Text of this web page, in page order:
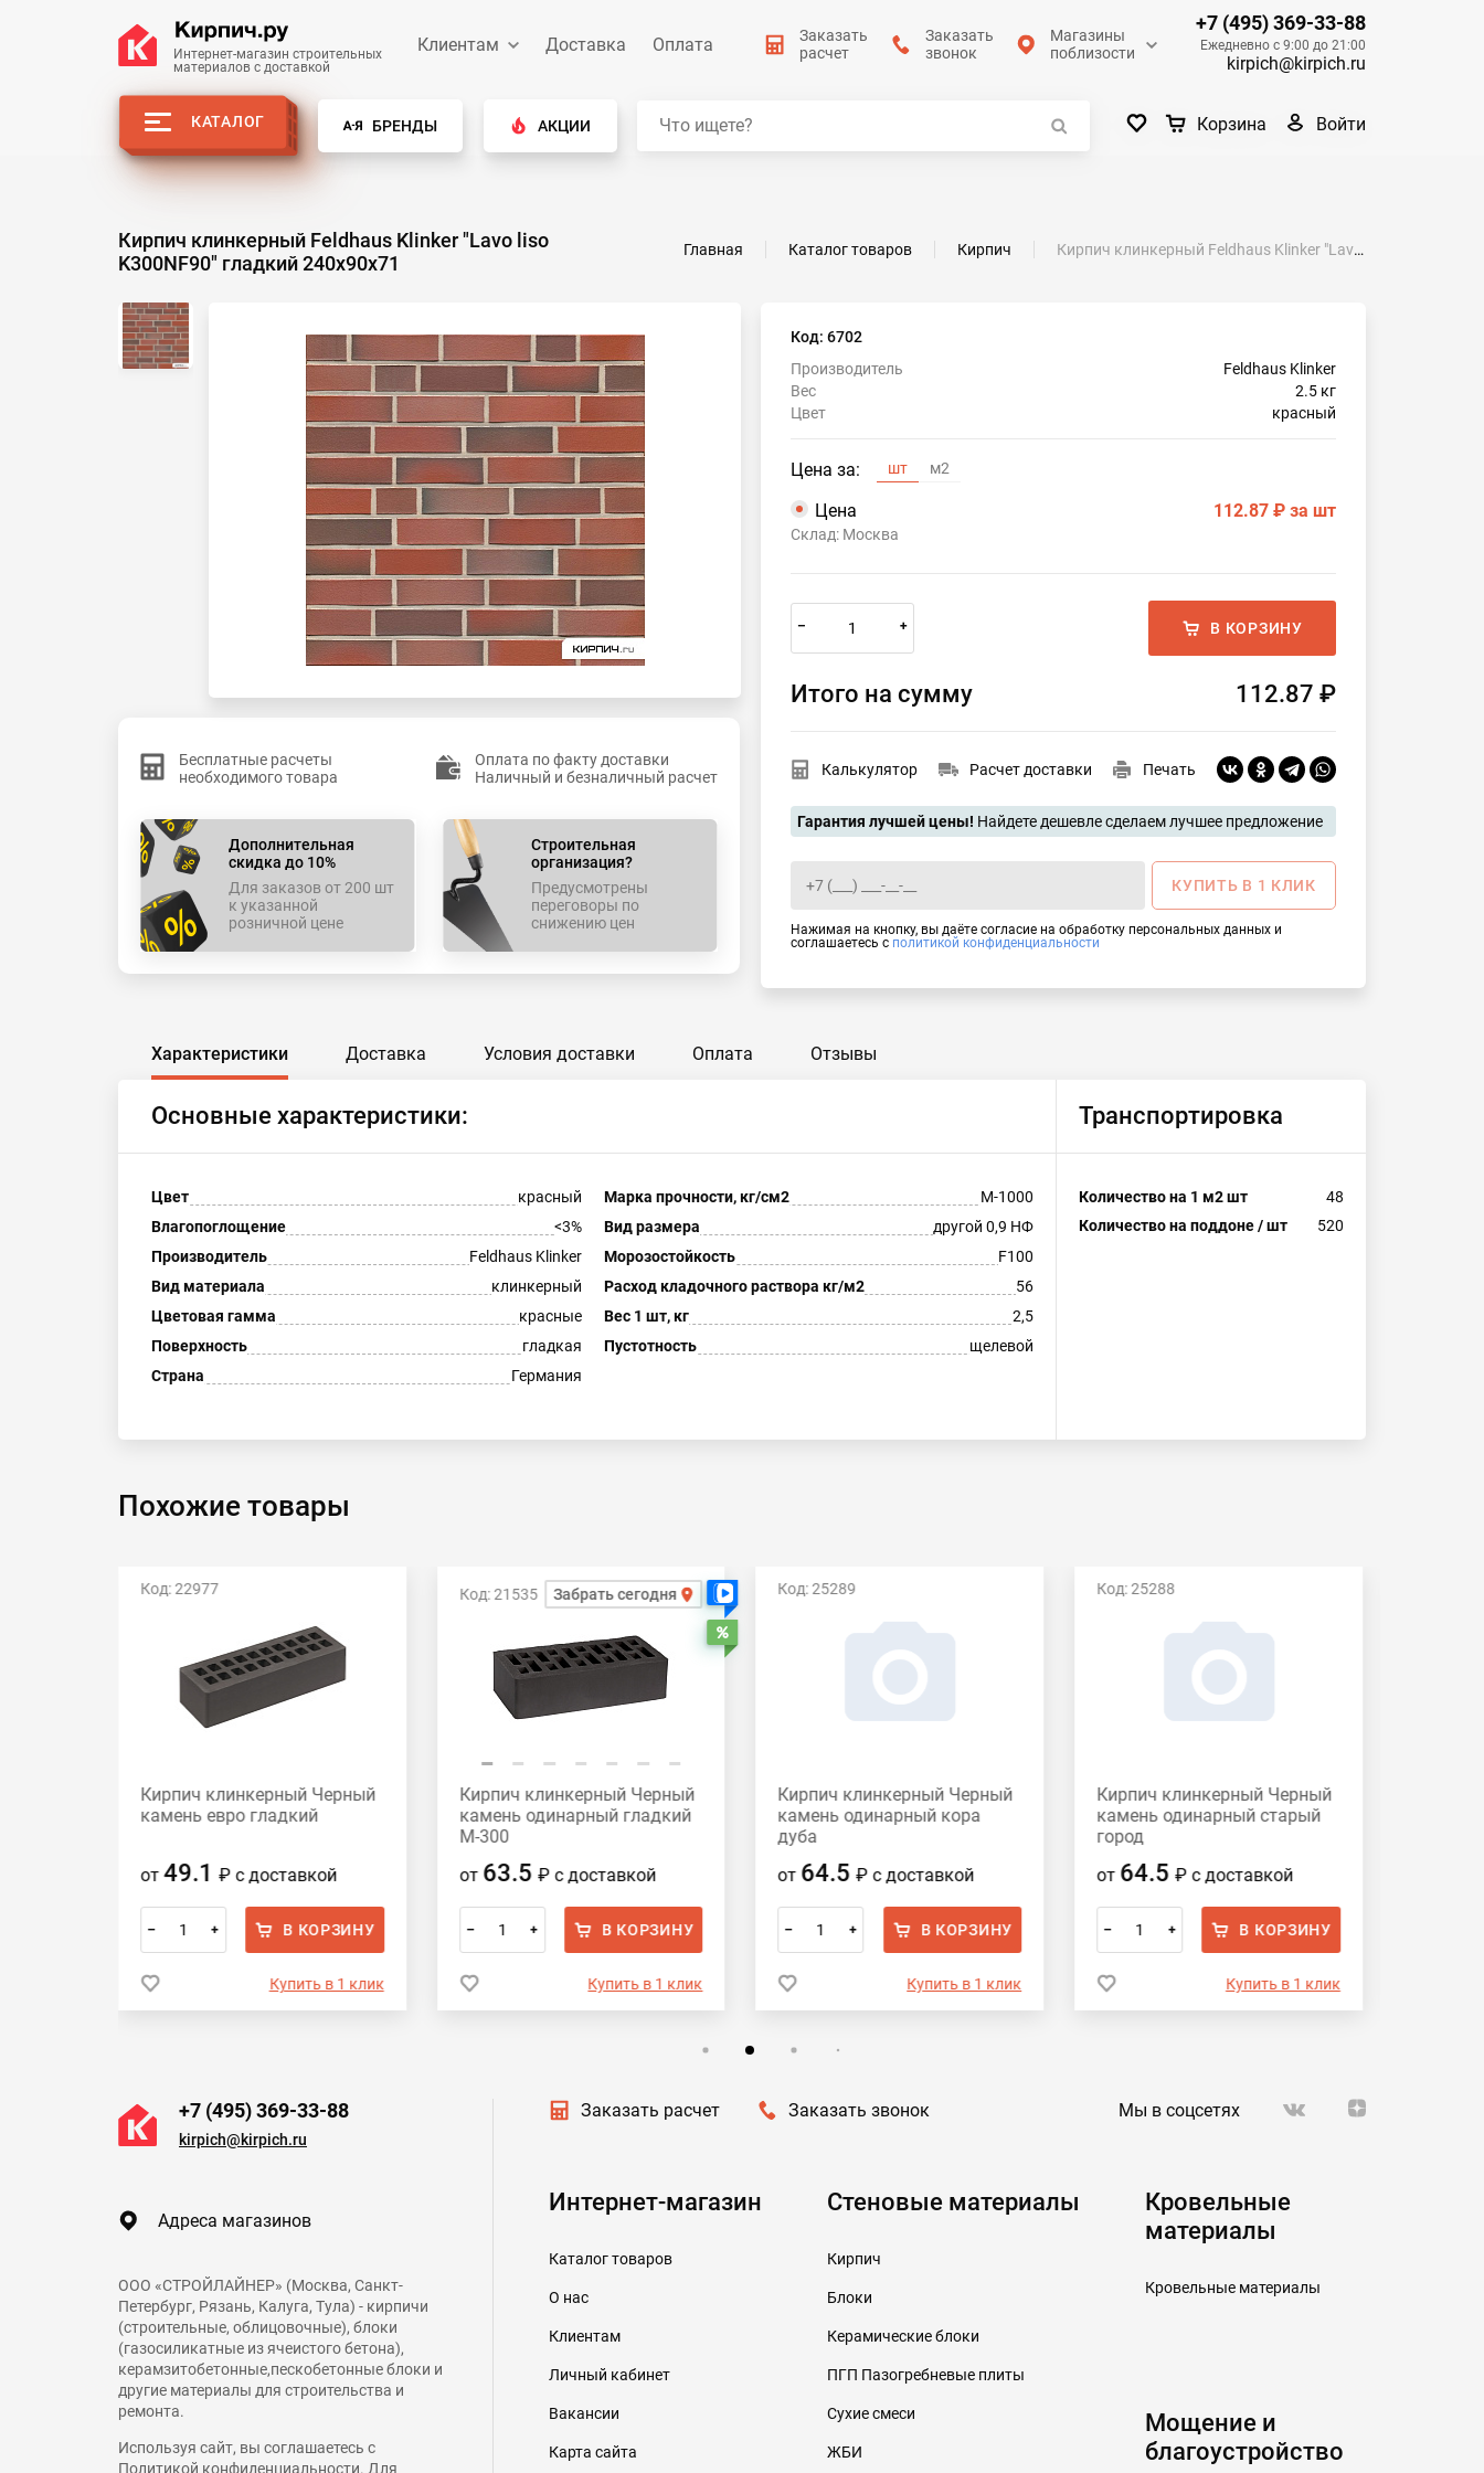
Интернет-магазин строительных
материалов с доставкой
Клиентам Доставка Оплата
Заказать
расчет
Заказать
звонок
Магазины
поблизости
+7 (495) 369-33-88
Ежедневно с 9:00 до 21:00
kirpich@kirpich.ru
КАТАЛОГ БРЕНДЫ АКЦИИ Корзина Войти
Кирпич клинкерный Feldhaus Klinker "Lavo liso
K300NF90" гладкий 240х90х71
Главная Каталог товаров Кирпич Кирпич клинкерный Feldhaus Klinker "Lavo liso K300NF90" гладкий 240х90х71
Бесплатные расчеты
необходимого товара
Оплата по факту доставки
Наличный и безналичный расчет
Дополнительная
скидка до 10%
Для заказов от 200 шт
к указанной
розничной цене
Строительная
организация?
Предусмотрены
переговоры по
снижению цен
Код: 6702
Производитель
Feldhaus Klinker
Вес
2.5 кг
Цвет
красный
Цена за: шт м2
Цена 112.87 ₽ за шт
Склад: Москва
– + В КОРЗИНУ
Итого на сумму 112.87 ₽
Калькулятор Расчет доставки Печать
Гарантия лучшей цены! Найдете дешевле сделаем лучшее предложение
КУПИТЬ В 1 КЛИК
Нажимая на кнопку, вы даёте согласие на обработку персональных данных и
соглашаетесь с политикой конфиденциальности
Характеристики Доставка Условия доставки Оплата Отзывы
Основные характеристики:
Цвет красный Марка прочности, кг/см2
М-1000
Влагопоглощение
<3% Вид размера
другой 0,9 НФ
Производитель
Feldhaus Klinker Морозостойкость
F100
Вид материала
клинкерный Расход кладочного раствора кг/м2
56
Цветовая гамма
красные Вес 1 шт, кг
2,5
Поверхность
гладкая Пустотность
щелевой
Страна
Германия
Транспортировка
Количество на 1 м2 шт
48
Количество на поддоне / шт
520
Похожие товары
Код: 22977
Кирпич клинкерный Черный
камень евро гладкий
от 49.1 ₽ с доставкой
– + В КОРЗИНУ
Купить в 1 клик
Код: 21535 Забрать сегодня Есть видео
Кирпич клинкерный Черный
камень одинарный гладкий
М-300
от 63.5 ₽ с доставкой
– + В КОРЗИНУ
Купить в 1 клик
Код: 25289
Кирпич клинкерный Черный
камень одинарный кора
дуба
от 64.5₽с доставкой
– + В КОРЗИНУ
Купить в 1 клик
Код: 25288
Кирпич клинкерный Черный
камень одинарный старый
город
от 64.5₽с доставкой
– + В КОРЗИНУ
Купить в 1 клик
+7 (495) 369-33-88
kirpich@kirpich.ru
Адреса магазинов
ООО «СТРОЙЛАЙНЕР» (Москва, Санкт-
Петербург, Рязань, Калуга, Тула) - кирпичи
(строительные, облицовочные), блоки
(газосиликатные из ячеистого бетона),
керамзитобетонные,пескобетонные блоки и
другие материалы для строительства и
ремонта.
Используя сайт, вы соглашаетесь с
Политикой конфиденциальности. Для
Заказать расчет Заказать звонок Мы в соцсетях
Интернет-магазин
Каталог товаров
О нас
Клиентам
Личный кабинет
Вакансии
Карта сайта
Стеновые материалы
Кирпич
Блоки
Керамические блоки
ПГП Пазогребневые плиты
Сухие смеси
ЖБИ
Кровельные
материалы
Кровельные материалы
Мощение и
благоустройство